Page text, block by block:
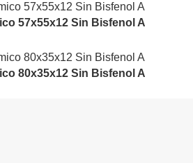
57x55x12 Sin Bisfenol A
80x35x12 Sin Bisfenol A